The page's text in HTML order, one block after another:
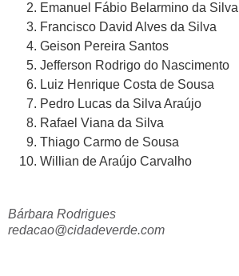
Emanuel Fábio Belarmino da Silva
Francisco David Alves da Silva
Geison Pereira Santos
Jefferson Rodrigo do Nascimento
Luiz Henrique Costa de Sousa
Pedro Lucas da Silva Araújo
Rafael Viana da Silva
Thiago Carmo de Sousa
Willian de Araújo Carvalho
Bárbara Rodrigues
redacao@cidadeverde.com